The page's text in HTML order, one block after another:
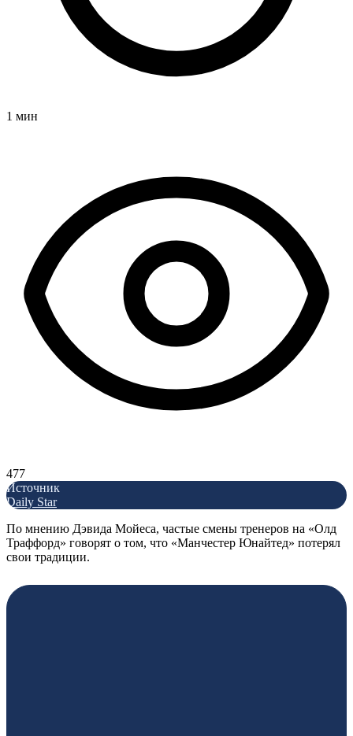
1 мин
477
Источник
Daily Star
По мнению Дэвида Мойеса, частые смены тренеров на «Олд
Траффорд» говорят о том, что «Манчестер Юнайтед» потерял
свои традиции.